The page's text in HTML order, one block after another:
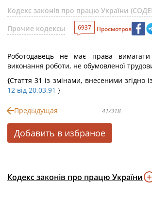
Кодекс законів про працю України
Прочие кодексы
6937 Просмотров
Роботодавець не має права вимагати
виконання роботи, не обумовленої
{Стаття 31 із змінами, внесеними згідно
12 від 20.03.91 }
Предыдущая 41/318
Добавить в избраное
Кодекс законів про працю України